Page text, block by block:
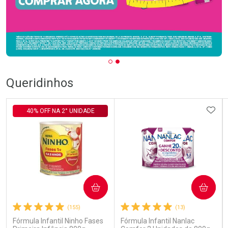
Queridinhos
(155)
Fórmula Infantil Ninho Fases
40% OFF NA 2° UNIDADE
COMPRAR
(13)
Fórmula Infantil Nanlac
COMPRAR